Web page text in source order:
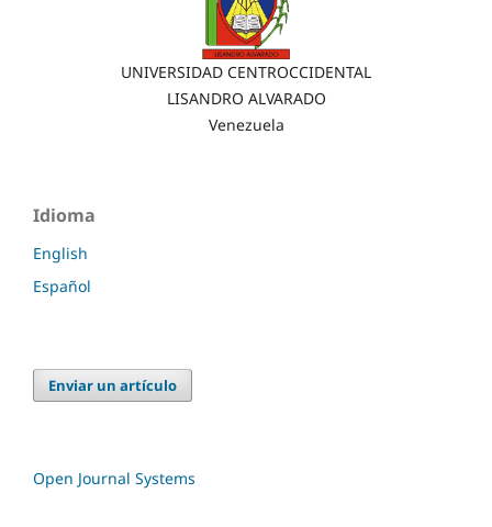
UNIVERSIDAD CENTROCCIDENTAL
LISANDRO ALVARADO
Venezuela
Idioma
English
Español
Enviar un artículo
Open Journal Systems